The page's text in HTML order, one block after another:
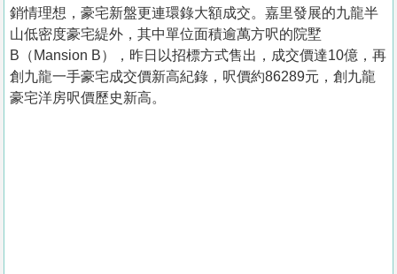
銷情理想，豪宅新盤更連環錄大額成交。嘉里發展的九龍半
山低密度豪宅緹外，其中單位面積逾萬方呎的院墅
B（Mansion B），昨日以招標方式售出，成交價達10億，再
創九龍一手豪宅成交價新高紀錄，呎價約86289元，創九龍
豪宅洋房呎價歷史新高。